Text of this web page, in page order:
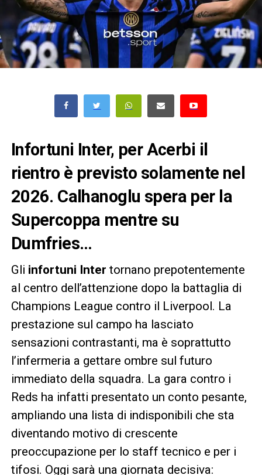
Infortuni Inter, per Acerbi il
rientro è previsto solamente nel
2026. Calhanoglu spera per la
Supercoppa mentre su
Dumfries…
Gli infortuni Inter tornano prepotentemente
al centro dell’attenzione dopo la battaglia di
Champions League contro il Liverpool. La
prestazione sul campo ha lasciato
sensazioni contrastanti, ma è soprattutto
l’infermeria a gettare ombre sul futuro
immediato della squadra. La gara contro i
Reds ha infatti presentato un conto pesante,
ampliando una lista di indisponibili che sta
diventando motivo di crescente
preoccupazione per lo staff tecnico e per i
tifosi. Oggi sarà una giornata decisiva: